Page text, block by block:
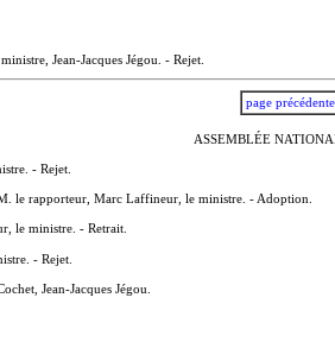
Jean-Jacques Jégou. - Rejet.
page précédente
ASSEMBLÉE
- Rejet.
le rapporteur, Marc Laffineur, le ministre. - Adoption.
le ministre. - Retrait.
- Rejet.
Jean-Jacques Jégou.